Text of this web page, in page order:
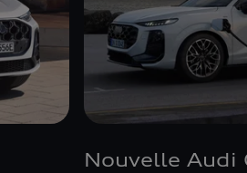
Nouvelle Audi